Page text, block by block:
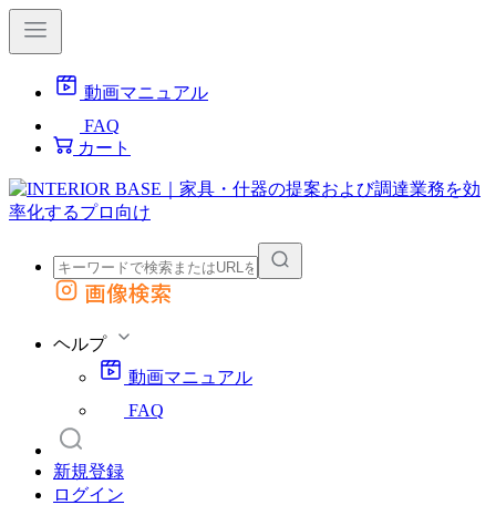
動画マニュアル
FAQ
カート
外部サイトの商品をカートに追加
画像検索
ヘルプ
動画マニュアル
FAQ
新規登録
ログイン